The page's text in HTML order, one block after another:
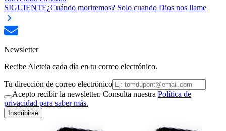
SIGUIENTE¿Cuándo moriremos? Solo cuando Dios nos llame
Newsletter
Recibe Aleteia cada día en tu correo electrónico.
Tu dirección de correo electrónico
Acepto recibir la newsletter. Consulta nuestra Política de
privacidad para saber más.
Inscribirse